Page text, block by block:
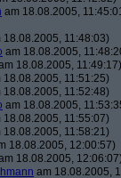
am 18.08.2005,
18.08.2005, 11:48:03)
am 18.08.2005,
18.08.2005, 11:49:17)
18.08.2005, 11:51:25)
18.08.2005, 11:52:48)
am 18.08.2005,
18.08.2005, 11:55:07)
18.08.2005, 11:58:21)
18.08.2005, 12:00:57)
18.08.2005,
am 18.08.2005,